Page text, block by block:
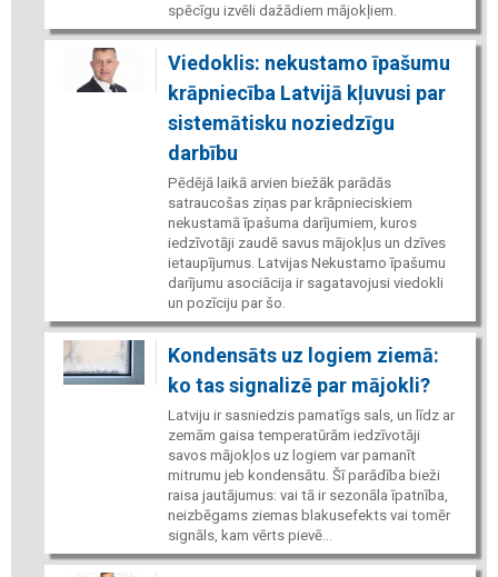
spēcīgu izvēli dažādiem mājokļiem.
Viedoklis: nekustamo īpašumu
krāpniecība Latvijā kļuvusi par
sistemātisku noziedzīgu
darbību
Pēdējā laikā arvien biežāk parādās
satraucošas ziņas par krāpnieciskiem
nekustamā īpašuma darījumiem, kuros
iedzīvotāji zaudē savus mājokļus un dzīves
ietaupījumus. Latvijas Nekustamo īpašumu
darījumu asociācija ir sagatavojusi viedokli
un pozīciju par šo.
Kondensāts uz logiem ziemā:
ko tas signalizē par mājokli?
Latviju ir sasniedzis pamatīgs sals, un līdz ar
zemām gaisa temperatūrām iedzīvotāji
savos mājokļos uz logiem var pamanīt
mitrumu jeb kondensātu. Šī parādība bieži
raisa jautājumus: vai tā ir sezonāla īpatnība,
neizbēgams ziemas blakusefekts vai tomēr
signāls, kam vērts pievē...